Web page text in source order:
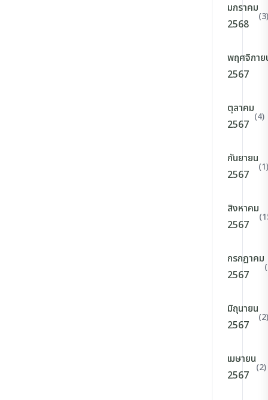
มกราคม
2568
(3)
พฤศจิกาย
2567
ตุลาคม
2567
(4)
กันยายน
2567
(1)
สิงหาคม
2567
กรกฎาคม
2567
มิถุนายน
2567
(2)
เมษายน
2567
(2)